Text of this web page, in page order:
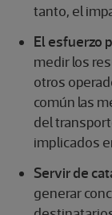
tanto, el
El esfuerzo
medir los
otros
común las
del
implicados
Servir de
generar